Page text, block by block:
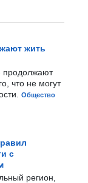
жить
продолжают
что не могут
Общество
с
регион,